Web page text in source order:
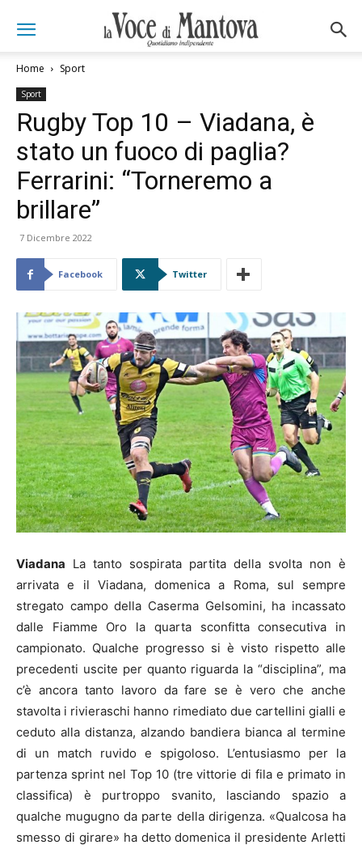
Home Sport
Sport
Rugby Top 10 – Viadana, è
stato un fuoco di paglia?
Ferrarini: “Torneremo a
brillare”
7 Dicembre 2022
Facebook Twitter
Viadana La tanto sospirata partita della svolta non è
arrivata e il Viadana, domenica a Roma, sul sempre
stregato campo della Caserma Gelsomini, ha incassato
dalle Fiamme Oro la quarta sconfitta consecutiva in
campionato. Qualche progresso si è visto rispetto alle
precedenti uscite per quanto riguarda la “disciplina”, ma
c’è ancora tanto lavoro da fare se è vero che anche
stavolta i rivieraschi hanno rimediato due cartellini gialli e
ceduto alla distanza, alzando bandiera bianca al termine
di un match ruvido e spigoloso. L’entusiasmo per la
partenza sprint nel Top 10 (tre vittorie di fila e primato in
classifica) è purtroppo svanito, lasciando spazio a
qualche mugugno da parte della dirigenza. «Qualcosa ha
smesso di girare» ha detto domenica il presidente Arletti